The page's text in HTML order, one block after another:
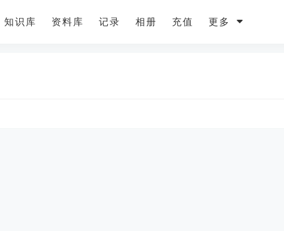
知识库 资料库 记录 相册 充值 更多